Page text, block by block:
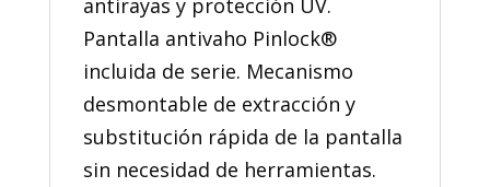
antirayas y protección UV.
Pantalla antivaho Pinlock®
incluida de serie. Mecanismo
desmontable de extracción y
substitución rápida de la pantalla
sin necesidad de herramientas.